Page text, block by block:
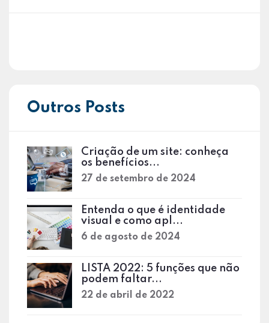
Outros Posts
Criação de um site: conheça
os benefícios...
27 de setembro de 2024
Entenda o que é identidade
visual e como apl...
6 de agosto de 2024
LISTA 2022: 5 funções que não
podem faltar...
22 de abril de 2022